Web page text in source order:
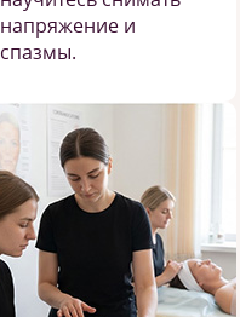
напряжение и
спазмы.